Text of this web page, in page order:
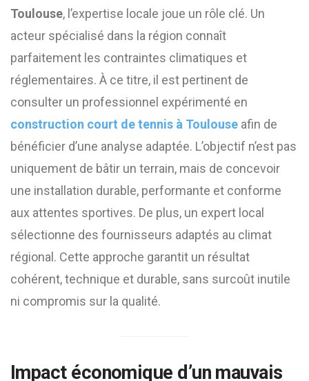
Toulouse, l’expertise locale joue un rôle clé. Un
acteur spécialisé dans la région connaît
parfaitement les contraintes climatiques et
réglementaires. À ce titre, il est pertinent de
consulter un professionnel expérimenté en
construction court de tennis à Toulouse afin de
bénéficier d’une analyse adaptée. L’objectif n’est pas
uniquement de bâtir un terrain, mais de concevoir
une installation durable, performante et conforme
aux attentes sportives. De plus, un expert local
sélectionne des fournisseurs adaptés au climat
régional. Cette approche garantit un résultat
cohérent, technique et durable, sans surcoût inutile
ni compromis sur la qualité.
Impact économique d’un mauvais